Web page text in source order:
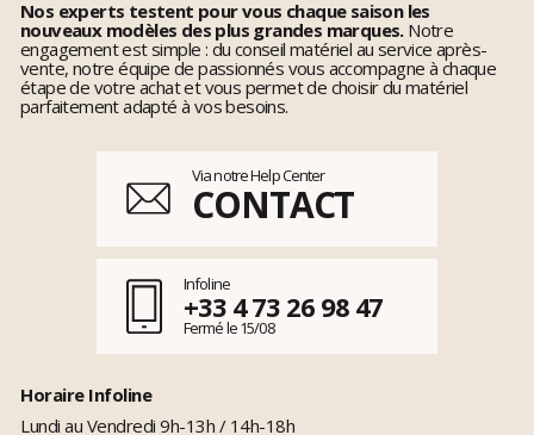
Nos experts testent pour vous chaque saison les
nouveaux modèles des plus grandes marques.Notre
engagement est simple : du conseil matériel au service après-
vente, notre équipe de passionnés vous accompagne à chaque
étape de votre achat et vous permet de choisir du matériel
parfaitement adapté à vos besoins.
Via notre Help Center
CONTACT
Infoline
+33 4 73 26 98 47
Fermé le 15/08
Horaire Infoline
Lundi au Vendredi 9h-13h / 14h-18h